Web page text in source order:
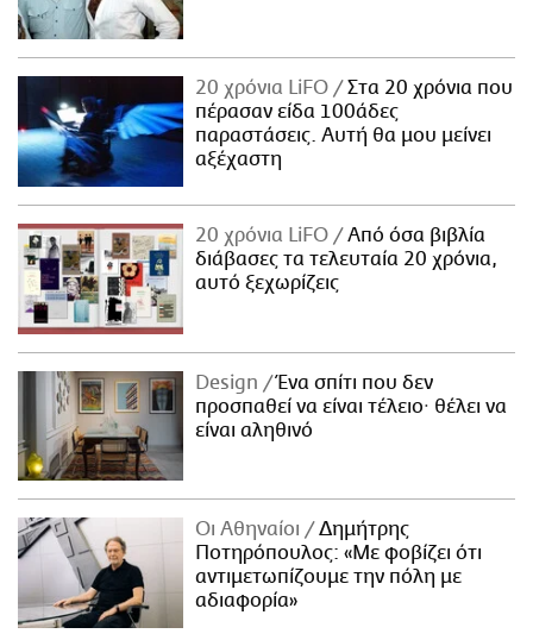
20 χρόνια LiFO
Στα 20 χρόνια που
πέρασαν είδα 100άδες
παραστάσεις. Αυτή θα μου μείνει
αξέχαστη
20 χρόνια LiFO
Από όσα βιβλία
διάβασες τα τελευταία 20 χρόνια,
αυτό ξεχωρίζεις
Design
Ένα σπίτι που δεν
προσπαθεί να είναι τέλειο· θέλει να
είναι αληθινό
Οι Αθηναίοι
Δημήτρης
Ποτηρόπουλος: «Με φοβίζει ότι
αντιμετωπίζουμε την πόλη με
αδιαφορία»